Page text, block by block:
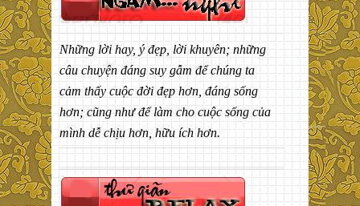
Những lời hay, ý đẹp, lời khuyên; những
câu chuyện đáng suy gẫm để chúng ta
cảm thấy cuộc đời đẹp hơn, đáng sống
hơn; cũng như để làm cho cuộc sống của
mình dễ chịu hơn, hữu ích hơn.